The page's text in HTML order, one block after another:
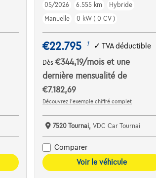
05/2026
6.555 km
Hybride
Manuelle
0 kW ( 0 CV )
€22.795 1 ✓TVA déductible
Dès€344,19/moiset une
dernière mensualité de
€7.182,69
Découvrez l’exemple chiffré complet
7520 Tournai,VDC Car Tournai
Comparer
Voir le véhicule